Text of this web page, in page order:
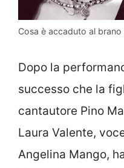
Cosa è accaduto al
Dopo la
successo che la
cantautore Pino
Laura Valente,
Angelina Mango,